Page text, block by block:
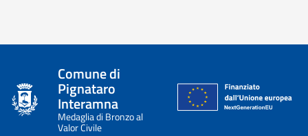
Comune di
Pignataro
Interamna
Medaglia di Bronzo al
Valor Civile